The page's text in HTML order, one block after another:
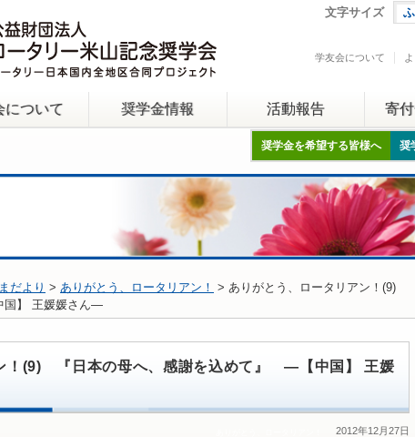
文字サイズ
学友会について
について 奨学金情報 活動報告 寄
奨学金を希望する皆様へ 奨
だより > ありがとう、ロータリアン！ > ありがとう、ロータリアン！(9)
国】 王媛媛さん―
！(9) 『日本の母へ、感謝を込めて』 ―【中国】 王媛
2012年12月27日